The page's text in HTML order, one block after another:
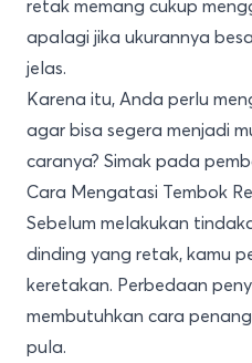
retak memang cukup
apalagi jika ukurannya
jelas.
Karena itu, Anda perlu
agar bisa segera menjadi
caranya? Simak pada
Cara Mengatasi Tembok
Sebelum melakukan
dinding yang retak, kamu
keretakan. Perbedaan
membutuhkan cara
pula.